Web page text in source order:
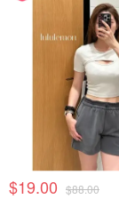
$19.00 $88.00